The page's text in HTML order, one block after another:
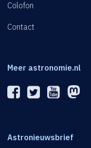
Colofon
Contact
Meer astronomie.nl
Astronieuwsbrief